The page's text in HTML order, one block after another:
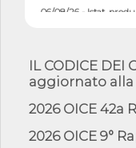
06/08/26 - Istat,
06/08/26 - DL PA
riqualificazione sism...
06/08/26 - CdM:
IL CODICE DEI
aggiornato alla
2026 OICE 42a
2026 OICE 9°